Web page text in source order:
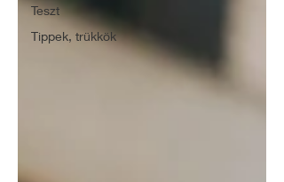
Teszt
Tippek, trükkök